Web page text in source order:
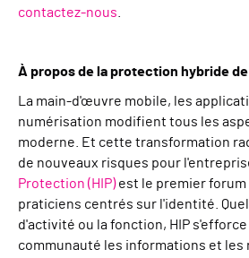
contactez-nous
À propos de la protection hybride
La main-d'œuvre mobile, les
numérisation modifient tous les
moderne. Et cette transformation
de nouveaux risques pour
Protection (HIP)est le premier forum
praticiens centrés sur l'identité.
d'activité ou la fonction, HIP
communauté les informations et les